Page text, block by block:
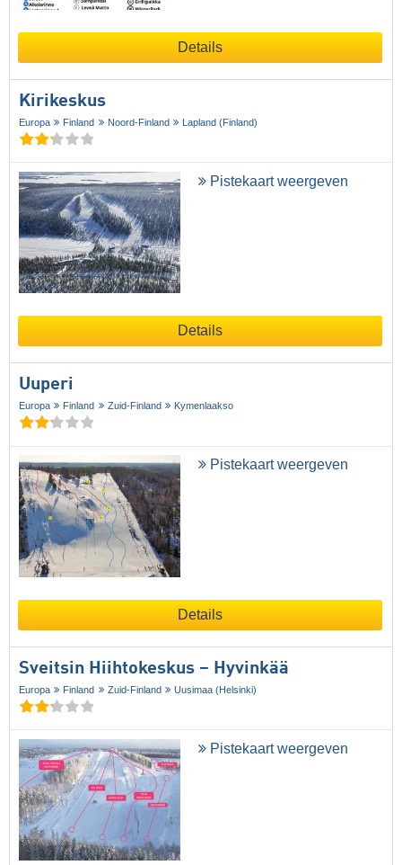
Details
Kirikeskus
Europa Finland Noord-Finland Lapland (Finland)
Pistekaart weergeven
Details
Uuperi
Europa Finland Zuid-Finland Kymenlaakso
Pistekaart weergeven
Details
Sveitsin Hiihtokeskus – Hyvinkää
Europa Finland Zuid-Finland Uusimaa (Helsinki)
Pistekaart weergeven